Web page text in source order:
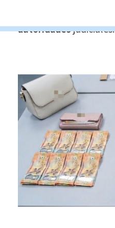
autoridadesjudiciales.